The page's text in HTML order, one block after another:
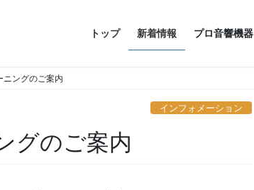
トップ 新着情報 プロ音響機器
ングのご案内
インフォメーション
グのご案内